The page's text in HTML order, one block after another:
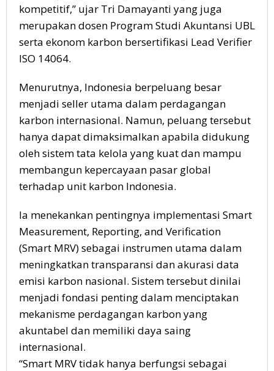
kompetitif,” ujar Tri Damayanti yang juga
merupakan dosen Program Studi Akuntansi UBL
serta ekonom karbon bersertifikasi Lead Verifier
ISO 14064.
Menurutnya, Indonesia berpeluang besar
menjadi seller utama dalam perdagangan
karbon internasional. Namun, peluang tersebut
hanya dapat dimaksimalkan apabila didukung
oleh sistem tata kelola yang kuat dan mampu
membangun kepercayaan pasar global
terhadap unit karbon Indonesia.
Ia menekankan pentingnya implementasi Smart
Measurement, Reporting, and Verification
(Smart MRV) sebagai instrumen utama dalam
meningkatkan transparansi dan akurasi data
emisi karbon nasional. Sistem tersebut dinilai
menjadi fondasi penting dalam menciptakan
mekanisme perdagangan karbon yang
akuntabel dan memiliki daya saing
internasional.
“Smart MRV tidak hanya berfungsi sebagai